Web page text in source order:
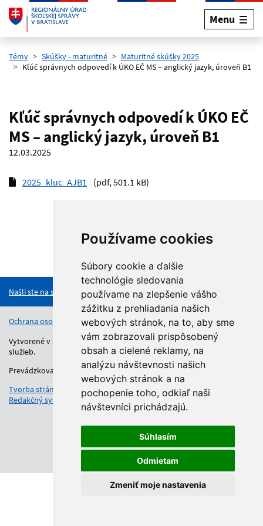
Používame cookies
Súbory cookie a ďalšie
technológie sledovania
používame na zlepšenie vášho
zážitku z prehliadania našich
webových stránok, na to, aby sme
vám zobrazovali prispôsobený
obsah a cielené reklamy, na
analýzu návštevnosti našich
webových stránok a na
pochopenie toho, odkiaľ naši
návštevníci prichádzajú.
Súhlasím
Odmietam
Zmeniť moje nastavenia
Preskočiť na hlavný obsah
Menu
Témy Skúšky - maturitné
Maturitné skúšky 2025
Kľúč správnych odpovedí k ÚKO EČ MS – anglický jazyk, úroveň B1
Kľúč správnych odpovedí k ÚKO EČ
MS – anglický jazyk, úroveň B1
12.03.2025
2025_kluc_AJB1 (pdf, 501.1 kB)
Našli ste na stránke chybu?
Ochrana osobných údajov Vyhlásenie o prístupnosti
Kontakt
Vytvorené v súlade s Jednotným dizajn manuálom elektronických
služieb.
Prevádzkovateľom služby je Regionálny úrad školskej správy.
Tvorba stránok
: Aglo Solutions
Redakčný systém
: SysCom